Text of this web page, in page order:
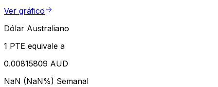
Ver gráfico
Dólar Australiano
1 PTE equivale a
0.00815809 AUD
NaN (NaN%) Semanal